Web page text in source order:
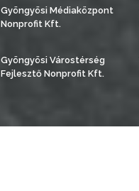
Gyöngyösi Médiaközpont
Nonprofit Kft.
Gyöngyösi Várostérség
Fejlesztő Nonprofit Kft.